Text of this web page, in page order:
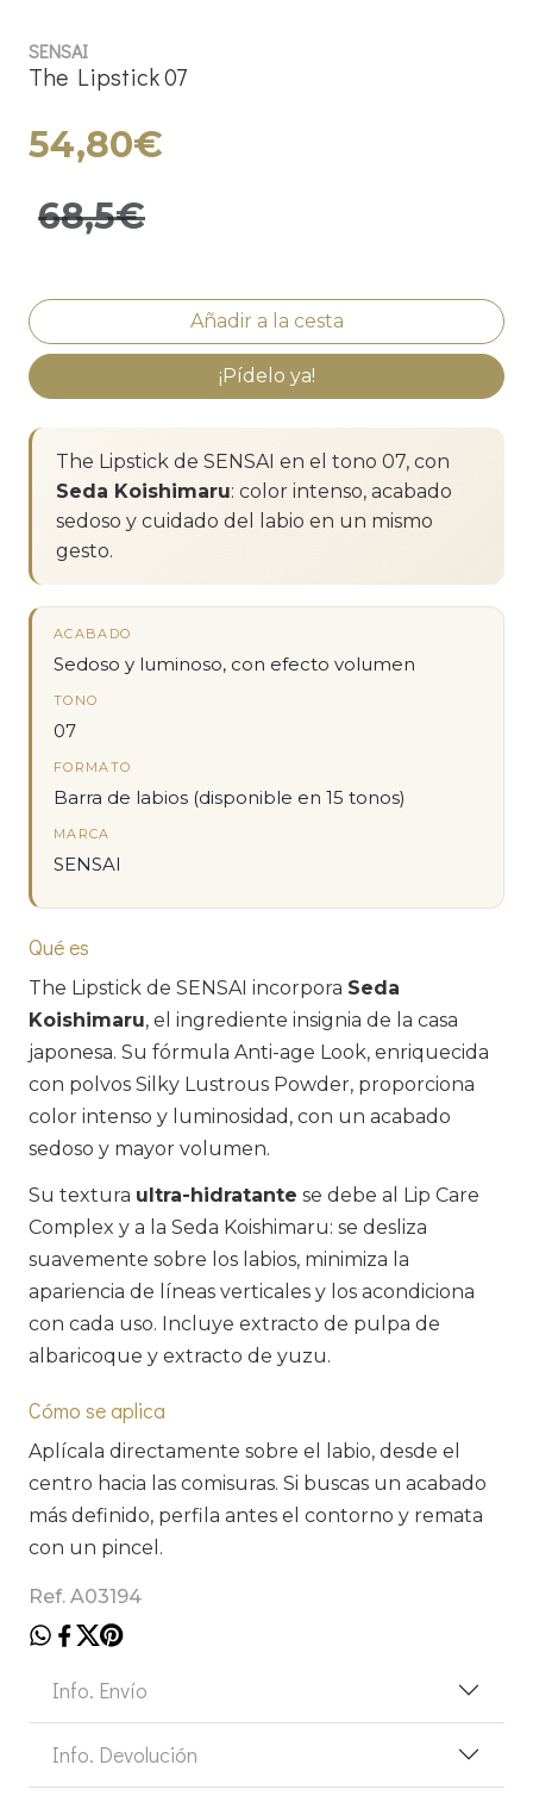
SENSAI
The Lipstick 07
54,80€
68,5€
¡Pídelo ya!
The Lipstick de SENSAI en el tono 07, con
Seda Koishimaru: color intenso, acabado
sedoso y cuidado del labio en un mismo
gesto.
ACABADO
Sedoso y luminoso, con efecto volumen
TONO
07
FORMATO
Barra de labios (disponible en 15 tonos)
MARCA
SENSAI
Qué es
The Lipstick de SENSAI incorpora Seda
Koishimaru, el ingrediente insignia de la casa
japonesa. Su fórmula Anti-age Look, enriquecida
con polvos Silky Lustrous Powder, proporciona
color intenso y luminosidad, con un acabado
sedoso y mayor volumen.
Su textura ultra-hidratante se debe al Lip Care
Complex y a la Seda Koishimaru: se desliza
suavemente sobre los labios, minimiza la
apariencia de líneas verticales y los acondiciona
con cada uso. Incluye extracto de pulpa de
albaricoque y extracto de yuzu.
Cómo se aplica
Aplícala directamente sobre el labio, desde el
centro hacia las comisuras. Si buscas un acabado
más definido, perfila antes el contorno y remata
con un pincel.
Ref. A03194
Info. Envío
Info. Devolución